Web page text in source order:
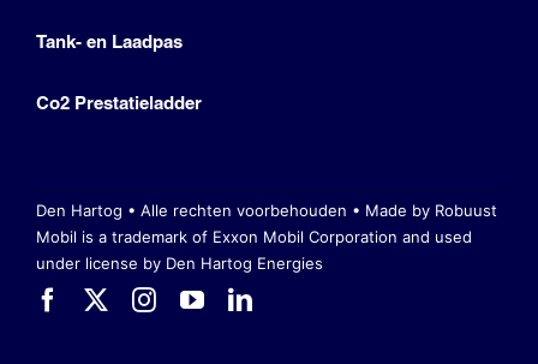
Tank- en Laadpas
Co2 Prestatieladder
Den Hartog • Alle rechten voorbehouden • Made by Robuust
Mobil is a trademark of Exxon Mobil Corporation and used
under license by Den Hartog Energies